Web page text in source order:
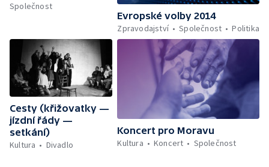
Společnost
Evropské volby 2014
Zpravodajství
Společnost Politika
Cesty (křižovatky —
jízdní řády —
setkání)
Kultura
Divadlo
Koncert pro Moravu
Kultura
Koncert Společnost